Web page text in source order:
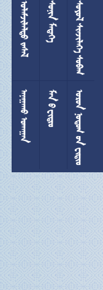
 
 
 
 
  
  